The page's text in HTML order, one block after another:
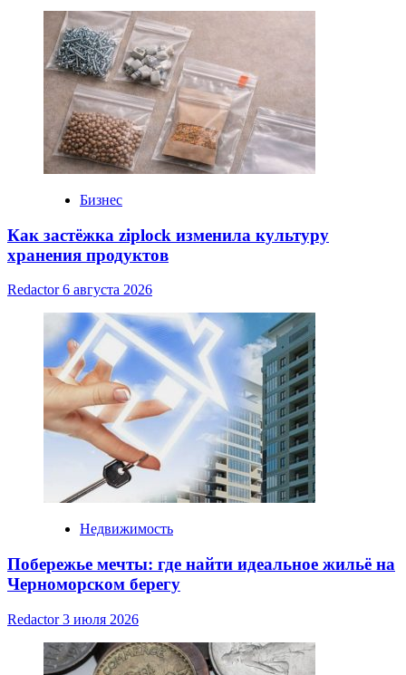
Бизнес
Как застёжка ziplock изменила культуру
хранения продуктов
Redactor6 августа 2026
Недвижимость
Побережье мечты: где найти идеальное жильё на
Черноморском берегу
Redactor3 июля 2026